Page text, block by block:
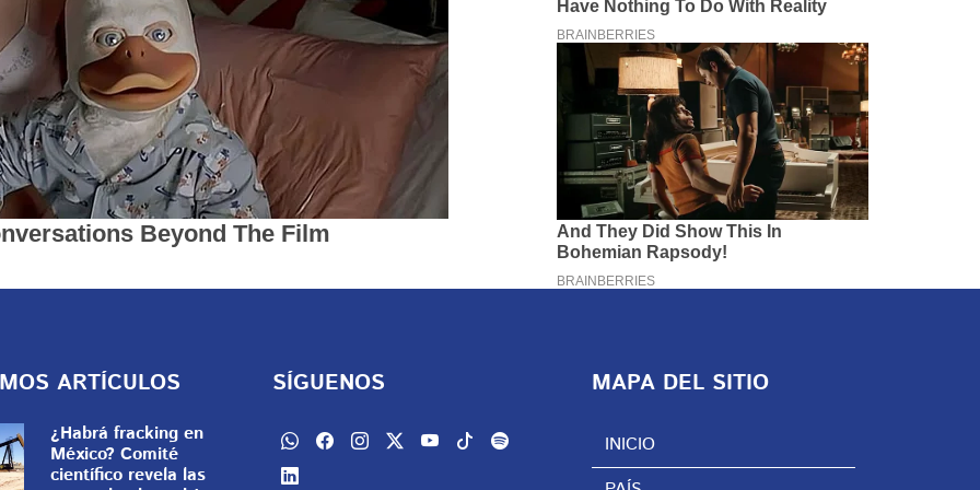
ARTÍCULOS
¿Habrá fracking en
México? Comité
científico revela las
SÍGUENOS MAPA DEL SITIO
INICIO